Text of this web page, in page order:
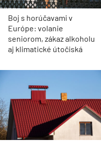
Boj s horúčavami v
Európe: volanie
seniorom, zákaz alkoholu
aj klimatické útočiská